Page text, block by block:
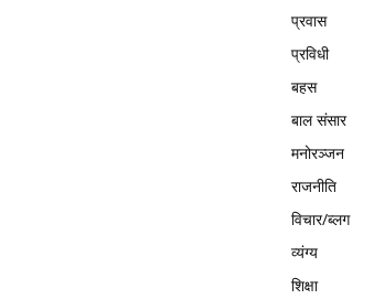
प्रवास
प्रविधी
बहस
बाल संसार
मनोरञ्जन
राजनीति
विचार/ब्लग
व्यंग्य
शिक्षा